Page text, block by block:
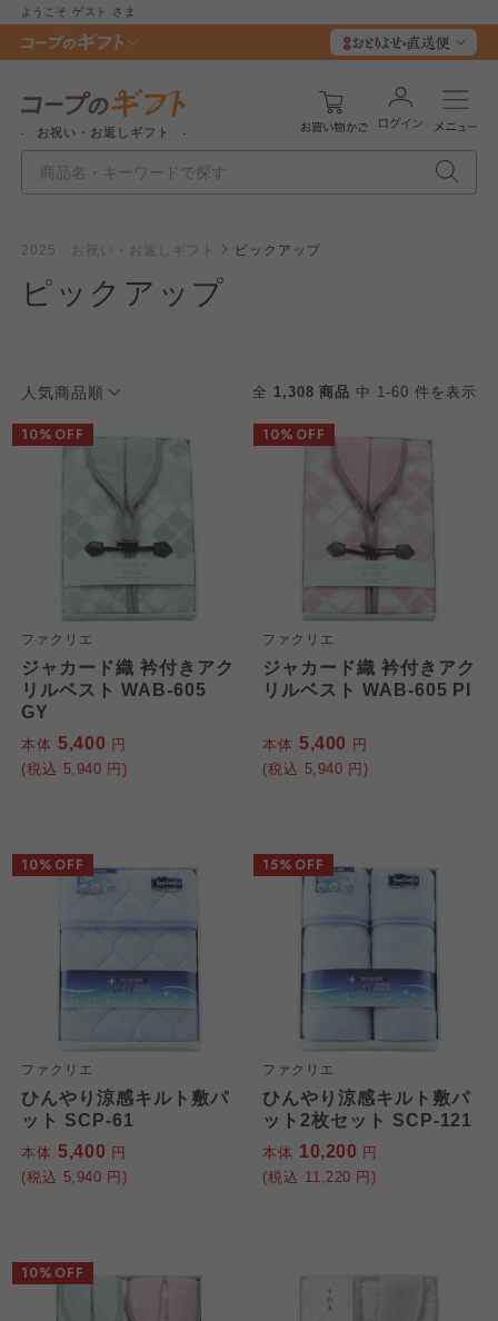
ようこそ ゲスト さま
お祝い・お返しギフト
2025 お祝い・お返しギフト ピックアップ
ピックアップ
人気商品順 全 1,308 商品 中 1-60 件を表示
ファクリエ
ジャカード織 衿付きアク
リルベスト WAB-605
GY
本体 5,400 円
(税込 5,940 円)
10%OFF
ファクリエ
ジャカード織 衿付きアク
リルベスト WAB-605 PI
本体 5,400 円
(税込 5,940 円)
10%OFF
ファクリエ
ひんやり涼感キルト敷パ
ット SCP-61
本体 5,400 円
(税込 5,940 円)
10%OFF
ファクリエ
ひんやり涼感キルト敷パ
ット2枚セット SCP-121
本体 10,200 円
(税込 11,220 円)
15%OFF
10%OFF